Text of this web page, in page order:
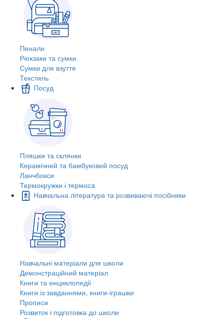
Пенали
Рюкзаки та сумки
Сумки для взуття
Текстиль
Посуд
Пляшки та склянки
Керамічний та бамбуковий посуд
Ланчбокси
Термокружки і термоса
Навчальна література та розвиваючі посібники
Навчальні матеріали для школи
Демонстраційний матеріал
Книги та енциклопедії
Книги із завданнями, книги-іграшки
Прописи
Розвиток і підготовка до школи